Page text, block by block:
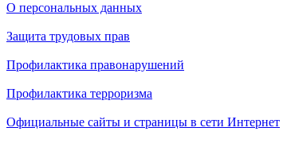
О персональных данных
Защита трудовых прав
Профилактика правонарушений
Профилактика терроризма
Официальные сайты и страницы в сети Интернет